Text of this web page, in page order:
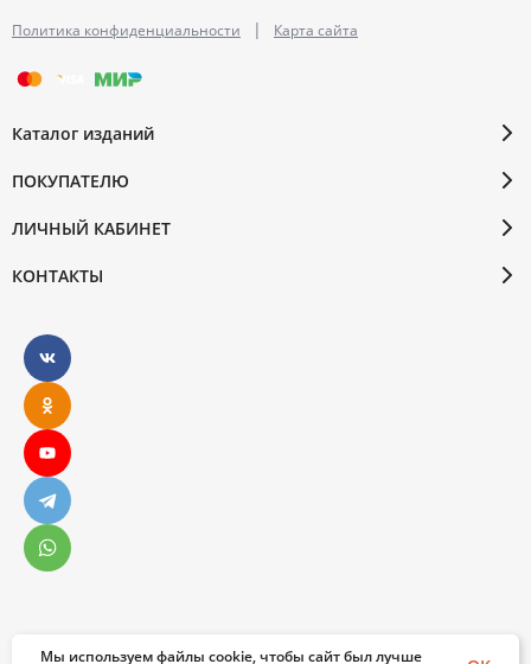
Политика конфиденциальности | Карта сайта
Каталог изданий
ПОКУПАТЕЛЮ
ЛИЧНЫЙ КАБИНЕТ
КОНТАКТЫ
Мы используем файлы cookie, чтобы сайт был лучше